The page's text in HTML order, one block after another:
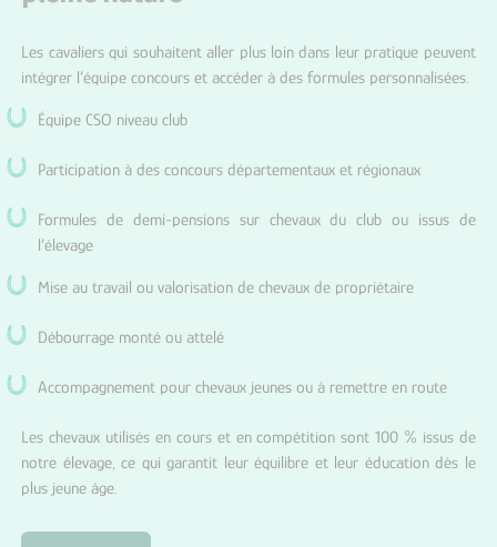
Les cavaliers qui souhaitent aller plus loin dans leur pratique peuvent
intégrer l’équipe concours et accéder à des formules personnalisées.
Équipe CSO niveau club
Participation à des concours départementaux et régionaux
Formules de demi-pensions sur chevaux du club ou issus de
l’élevage
Mise au travail ou valorisation de chevaux de propriétaire
Débourrage monté ou attelé
Accompagnement pour chevaux jeunes ou à remettre en route
Les chevaux utilisés en cours et en compétition sont 100 % issus de
notre élevage, ce qui garantit leur équilibre et leur éducation dès le
plus jeune âge.